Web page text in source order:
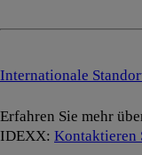
Internationale
Erfahren Sie mehr
IDEXX: Kontaktieren